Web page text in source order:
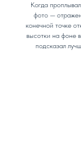
Когда
фото —
конечной точке
высотки на фоне
подсказал